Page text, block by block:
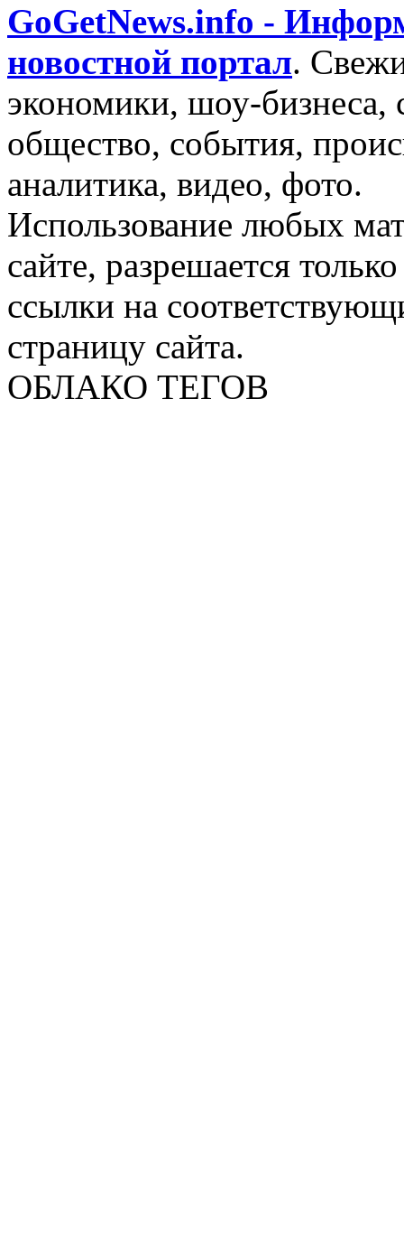
GoGetNews.info -
новостной портал.
экономики, шоу-бизнеса,
общество, события,
аналитика, видео, фото.
Использование любых
сайте, разрешается
ссылки на
страницу сайта.
ОБЛАКО ТЕГОВ